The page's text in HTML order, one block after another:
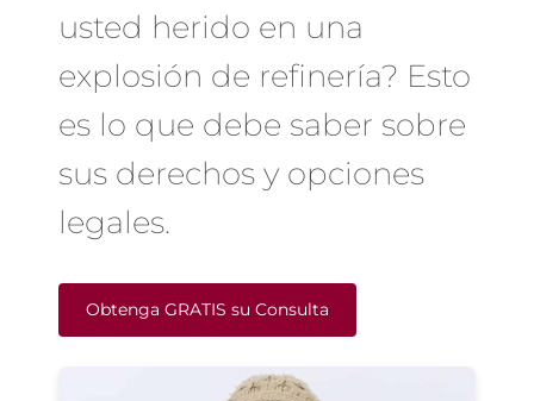
usted herido en una
explosión de refinería? Esto
es lo que debe saber sobre
sus derechos y opciones
legales.
Obtenga GRATIS su Consulta